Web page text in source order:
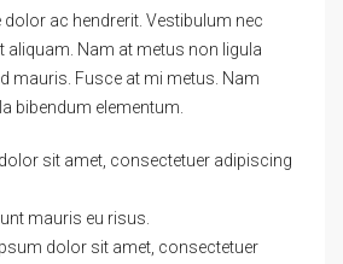
ac hendrerit. Vestibulum nec
aliquam. Nam at metus non ligula
mauris. Fusce at mi metus. Nam
bibendum elementum.
sit amet, consectetuer adipiscing
mauris eu risus.
dolor sit amet, consectetuer